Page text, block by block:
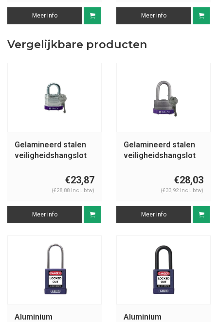
Meer info Meer info
Vergelijkbare producten
Gelamineerd stalen
veiligheidshangslot
€23,87
(€28,88 Incl. btw)
Meer info
Gelamineerd stalen
veiligheidshangslot
€28,03
(€33,92 Incl. btw)
Meer info
Aluminium
Aluminium